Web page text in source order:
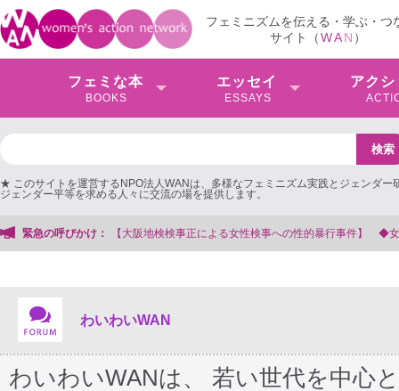
フェミニズムを伝える・学ぶ・つ
サイト（WAN ）
フェミな本
BOOKS
エッセイ
ESSAYS
アクシ
★ このサイトを運営するNPO法人WANは、多様なフェミニズム実践とジェンダー
ジェンダー平等を求める人々に交流の場を提供します。
緊急の呼びかけ：
わいわいWAN
わいわいWANは、 若い世代を中心